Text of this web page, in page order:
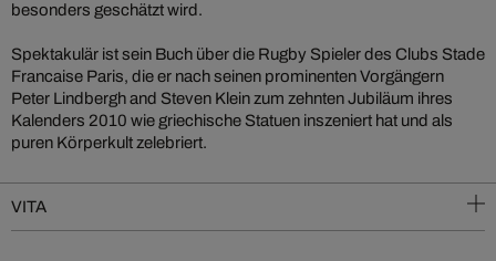
besonders geschätzt wird.
Spektakulär ist sein Buch über die Rugby Spieler des Clubs Stade
Francaise Paris, die er nach seinen prominenten Vorgängern
Peter Lindbergh and Steven Klein zum zehnten Jubiläum ihres
Kalenders 2010 wie griechische Statuen inszeniert hat und als
puren Körperkult zelebriert.
VITA